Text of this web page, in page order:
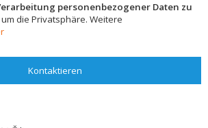
personenbezogener Daten zu
die Privatsphäre. Weitere
Kontaktieren